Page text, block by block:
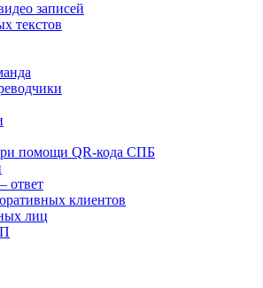
записей
текстов
помощи QR-кода СПБ
ответ
клиентов
лиц